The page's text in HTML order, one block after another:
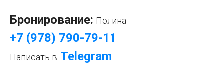
Бронирование: Полина
+7 (978) 790-79-11
Написать в Telegram